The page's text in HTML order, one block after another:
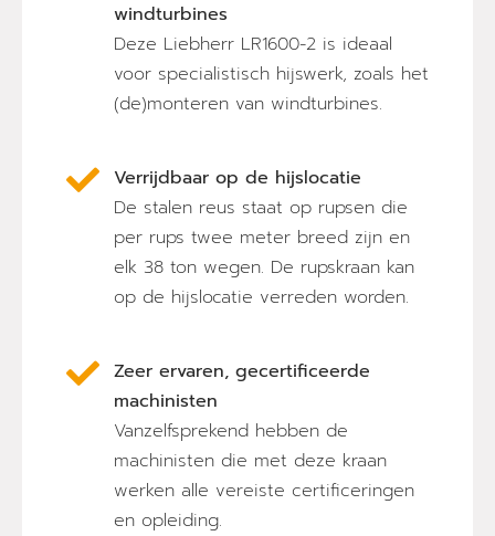
windturbines
Deze Liebherr LR1600-2 is ideaal
voor specialistisch hijswerk, zoals het
(de)monteren van windturbines.
Verrijdbaar op de hijslocatie
De stalen reus staat op rupsen die
per rups twee meter breed zijn en
elk 38 ton wegen. De rupskraan kan
op de hijslocatie verreden worden.
Zeer ervaren, gecertificeerde
machinisten
Vanzelfsprekend hebben de
machinisten die met deze kraan
werken alle vereiste certificeringen
en opleiding.